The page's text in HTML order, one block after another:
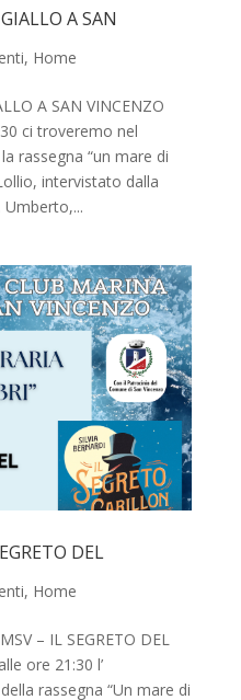
A SAN
, Home
A SAN VINCENZO
ci troveremo nel
rassegna “un mare di
intervistato dalla
Umberto,...
DEL
, Home
– IL SEGRETO DEL
ore 21:30 l’
rassegna “Un mare di